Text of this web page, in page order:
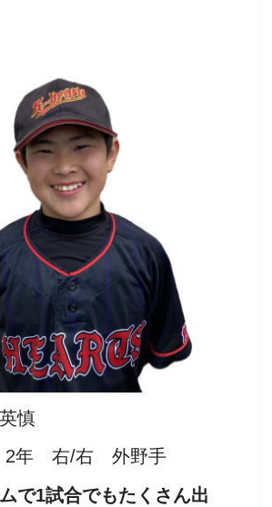
慎
2年 右/右 外野手
で1試合でもたくさん出